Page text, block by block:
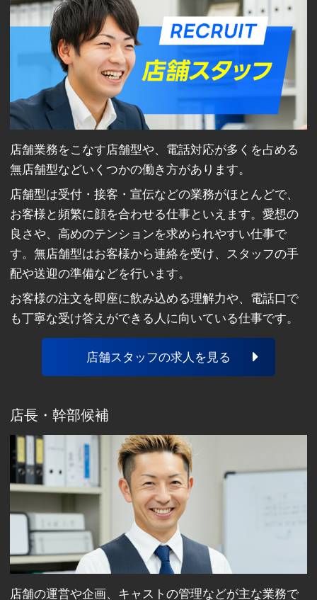
店舗業務をこなす店舗型や、電話対応が多くを占める
無店舗型などいくつかの働き方があります。
店舗型は受付・接客・宣伝などの業務がほとんどで、
お客様と頻繁に顔を合わせる仕事といえます。愛想の
良さや、高めのテンションを求められやすい仕事で
す。無店舗型はお客様から連絡を受け、スタッフの手
配や送迎の準備などを行います。
お客様の注文を即座に飲み込める理解力や、電話口で
も丁寧な受け答えができる人に向いている仕事です。
店舗スタッフの求人を見る
店長・幹部候補
店舗の運営や企画、キャストの管理などが主な業務で